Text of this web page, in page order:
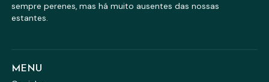
sempre perenes, mas há muito ausentes das nossas
estantes.
MENU